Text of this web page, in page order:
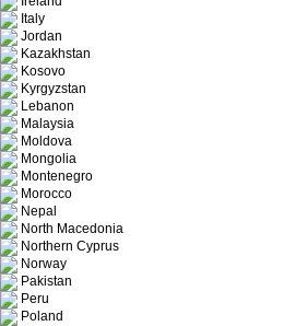
Italy
Jordan
Kazakhstan
Kosovo
Kyrgyzstan
Lebanon
Malaysia
Moldova
Mongolia
Montenegro
Morocco
Nepal
North Macedonia
Northern Cyprus
Norway
Pakistan
Peru
Poland